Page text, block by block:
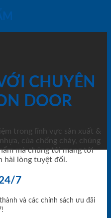
CHUYÊN
DOOR
trong lĩnh vực sản xuất &
của chống cháy, chúng
mà chúng tôi mang tới
hài lòng tuyệt đối.
7
và các chính sách ưu đãi